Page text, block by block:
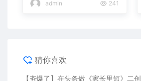
admin 241
猜你喜欢